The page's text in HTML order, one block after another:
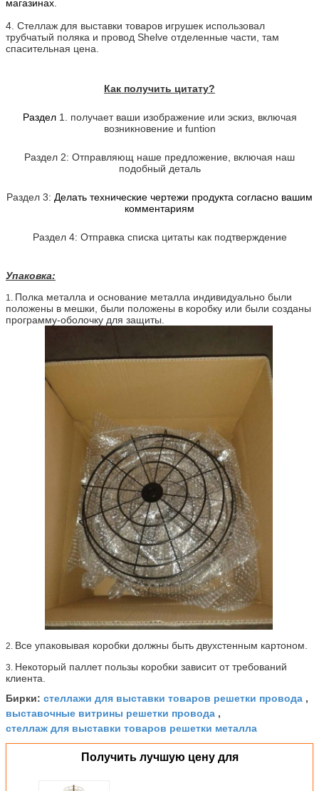
магазинах
4. Стеллаж для выставки товаров игрушек использовал
трубчатый поляка и провод Shelve отделенные части, там
спасительная цена.
Как получить цитату?
Раздел1. получает ваши изображение или эскиз, включая
возникновение и funtion
Раздел 2: Отправляющ наше предложение, включая наш
подобный деталь
Раздел 3: Делать технические чертежи продукта согласно вашим
комментариям
Раздел 4: Отправка списка цитаты как подтверждение
Упаковка:
1. Полка металла и основание металла индивидуально были
положены в мешки, были положены в коробку или были созданы
программу-оболочку для защиты.
2. Все упаковывая коробки должны быть двухстенным картоном.
3. Некоторый паллет пользы коробки зависит от требований
клиента.
Бирки: стеллажи для выставки товаров решетки провода ,
выставочные витрины решетки провода ,
стеллаж для выставки товаров решетки металла
Получить лучшую цену для